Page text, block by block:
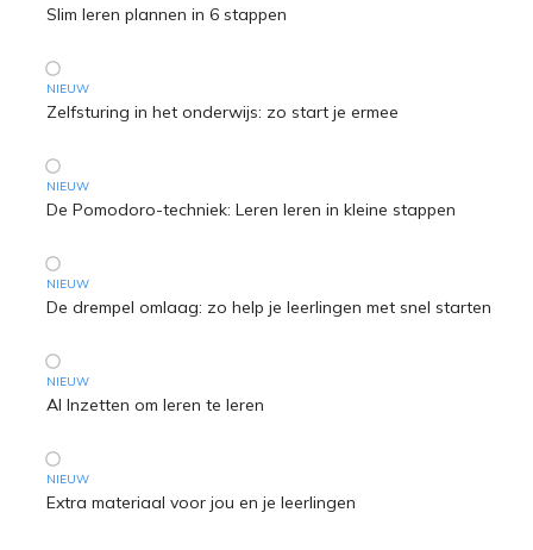
Slim leren plannen in 6 stappen
NIEUW
Zelfsturing in het onderwijs: zo start je ermee
NIEUW
De Pomodoro-techniek: Leren leren in kleine stappen
NIEUW
De drempel omlaag: zo help je leerlingen met snel starten
NIEUW
AI Inzetten om leren te leren
NIEUW
Extra materiaal voor jou en je leerlingen